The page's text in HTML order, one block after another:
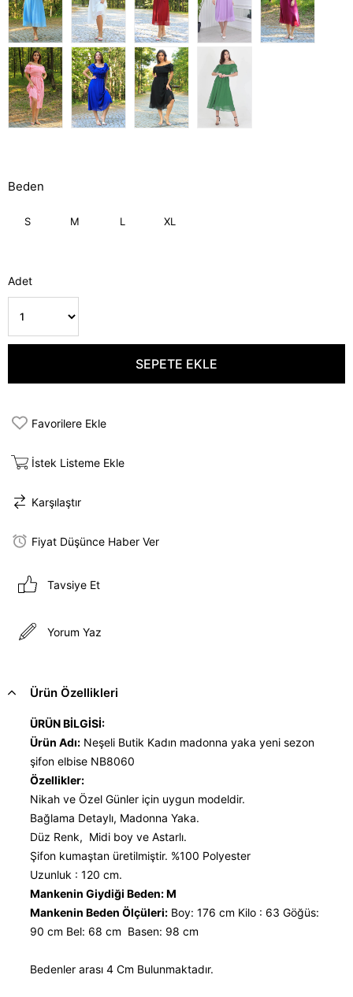
Beden
S M L XL
Adet
Favorilere Ekle
İstek Listeme Ekle
Karşılaştır
Fiyat Düşünce Haber Ver
Tavsiye Et
Yorum Yaz
Ürün Özellikleri
ÜRÜN BİLGİSİ:
Ürün Adı: Neşeli Butik Kadın madonna yaka yeni sezon
şifon elbise NB8060
Özellikler:
Nikah ve Özel Günler için uygun modeldir.
Bağlama Detaylı, Madonna Yaka.
Düz Renk, Midi boy ve Astarlı.
Şifon kumaştan üretilmiştir. %100 Polyester
Uzunluk : 120 cm.
Mankenin Giydiği Beden: M
Mankenin Beden Ölçüleri: Boy: 176 cm Kilo : 63 Göğüs:
90 cm Bel: 68 cm Basen: 98 cm
Bedenler arası 4 Cm Bulunmaktadır.